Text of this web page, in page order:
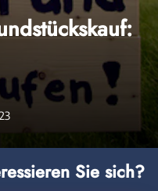
Sie sich?